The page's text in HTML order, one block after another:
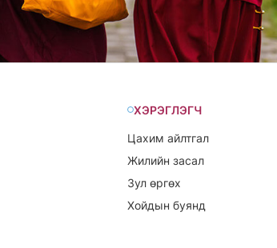
ХЭРЭГЛЭГЧ
Цахим айлтгал
Жилийн засал
Зул өргөх
Хойдын буянд